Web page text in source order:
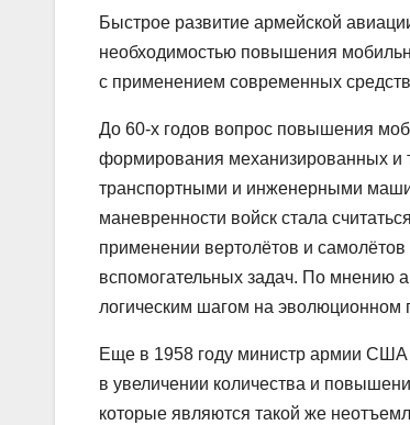
Быстрое развитие армейской
необходимостью повышения
с применением современных
До 60-x годов вопрос повышения
формирования механизированных и
транспортными и инженерными
маневренности войск стала
применении вертолётов и
вспомогательных задач. По мнению
логическим шагом на эволюционном
Еще в 1958 году министр армии США
в увеличении количества и
которые являются такой же